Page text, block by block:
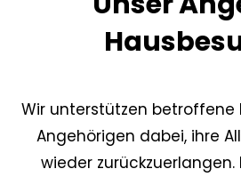
Wir unterstützen betroffene
Angehörigen dabei, ihre
wieder zurückzuerlangen.